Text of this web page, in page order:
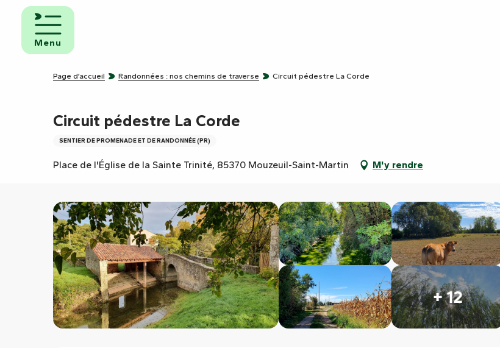
contenu
principal
Menu
Page d’accueil Randonnées : nos chemins de traverse Circuit pédestre La Corde
Circuit pédestre La Corde
SENTIER DE PROMENADE ET DE RANDONNÉE (PR)
Place de l'Église de la Sainte Trinité, 85370 Mouzeuil-Saint-Martin M'y rendre
+ 12